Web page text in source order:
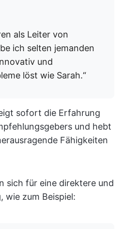
als Leiter von
ich selten jemanden
und
löst wie Sarah.“
sofort die Erfahrung
und hebt
Fähigkeiten
sich für eine direktere und
wie zum Beispiel: